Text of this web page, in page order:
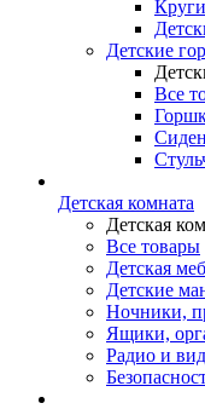
Детские
Все
Детская комната
Детская
Все товары
Детская
Детские
Ночники,
Ящики,
Радио и